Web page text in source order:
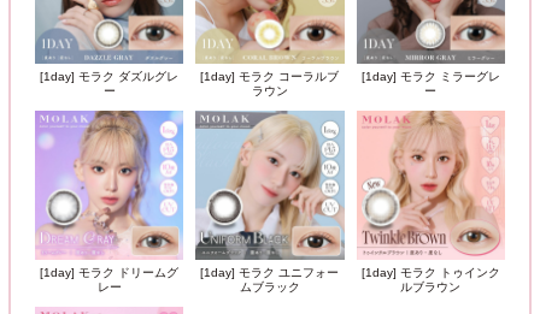
[1day] モラク ダズルグレ
ー
[1day] モラク コーラルブ
ラウン
[1day] モラク ミラーグレ
ー
[1day] モラク ドリームグ
レー
[1day] モラク ユニフォー
ムブラック
[1day] モラク トゥインク
ルブラウン